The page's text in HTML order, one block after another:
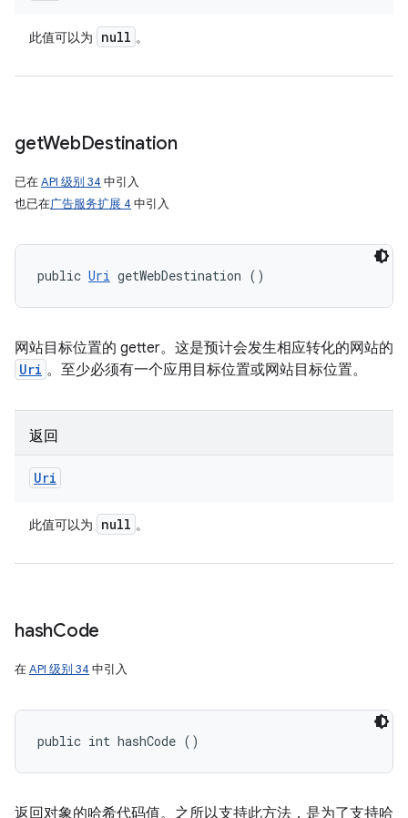
此值可以为 null 。
getWebDestination
已在API 级别 34 中引入
也已在广告服务扩展 4 中引入
public Uri getWebDestination ()
网站目标位置的 getter。这是预计会发生相应转化的网站的
Uri 。至少必须有一个应用目标位置或网站目标位置。
返回
Uri
此值可以为 null 。
hashCode
在API 级别 34 中引入
public int hashCode ()
返回对象的哈希代码值。之所以支持此方法，是为了支持哈